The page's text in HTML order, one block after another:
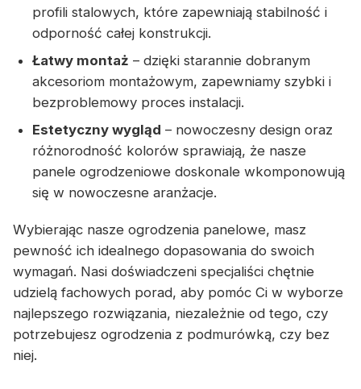
profili stalowych, które zapewniają stabilność i
odporność całej konstrukcji.
Łatwy montaż – dzięki starannie dobranym
akcesoriom montażowym, zapewniamy szybki i
bezproblemowy proces instalacji.
Estetyczny wygląd – nowoczesny design oraz
różnorodność kolorów sprawiają, że nasze
panele ogrodzeniowe doskonale wkomponowują
się w nowoczesne aranżacje.
Wybierając nasze ogrodzenia panelowe, masz
pewność ich idealnego dopasowania do swoich
wymagań. Nasi doświadczeni specjaliści chętnie
udzielą fachowych porad, aby pomóc Ci w wyborze
najlepszego rozwiązania, niezależnie od tego, czy
potrzebujesz ogrodzenia z podmurówką, czy bez
niej.